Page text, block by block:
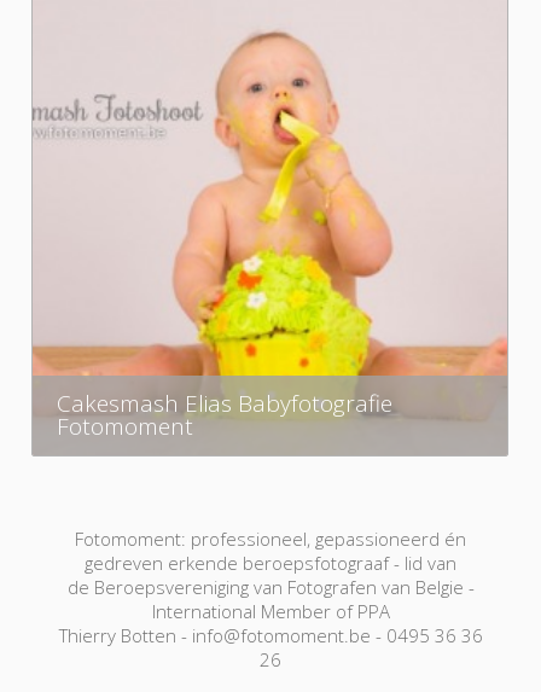
Cakesmash Elias Babyfotografie
Fotomoment
Fotomoment: professioneel, gepassioneerd én
gedreven erkende beroepsfotograaf - lid van
de Beroepsvereniging van Fotografen van Belgie -
International Member of PPA
Thierry Botten - info@fotomoment.be - 0495 36 36
26